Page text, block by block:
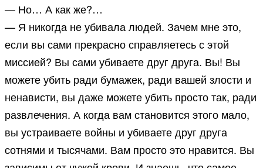
— Но… А как же?…
— Я никогда не убивала людей. Зачем мне это,
если вы сами прекрасно справляетесь с этой
миссией? Вы сами убиваете друг друга. Вы! Вы
можете убить ради бумажек, ради вашей злости и
ненависти, вы даже можете убить просто так, ради
развлечения. А когда вам становится этого мало,
вы устраиваете войны и убиваете друг друга
сотнями и тысячами. Вам просто это нравится. Вы